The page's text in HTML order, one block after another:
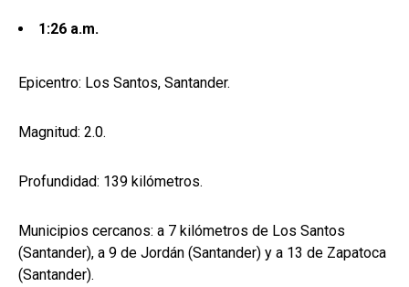
1:26 a.m.
Epicentro: Los Santos, Santander.
Magnitud: 2.0.
Profundidad: 139 kilómetros.
Municipios cercanos: a 7 kilómetros de Los Santos
(Santander), a 9 de Jordán (Santander) y a 13 de Zapatoca
(Santander).